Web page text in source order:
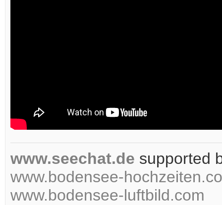
www.seechat.de supported
www.bodensee-
www.bodensee-luftbild.com